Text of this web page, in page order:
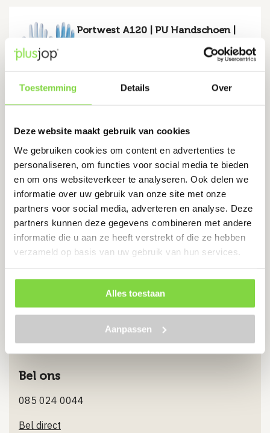
Toestemming Details Over
Deze website maakt gebruik van cookies
We gebruiken cookies om content en advertenties te
personaliseren, om functies voor social media te bieden
en om ons websiteverkeer te analyseren. Ook delen we
informatie over uw gebruik van onze site met onze
partners voor social media, adverteren en analyse. Deze
partners kunnen deze gegevens combineren met andere
informatie die u aan ze heeft verstrekt of die ze hebben
verzameld op basis van uw gebruik van hun services.
Alles toestaan
Aanpassen
Portwest A120 | PU Handschoen |
1-2 werkdagen
Maximale vingergevoeligheid
prijs
was:
€0.91
prijs
is:
Bekijk product
Chat met ons
Stuur ons een Whatsappje
Bel ons
085 024 0044
Bel direct